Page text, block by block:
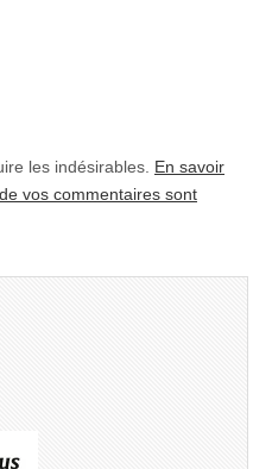
les indésirables. En savoir
vos commentaires sont